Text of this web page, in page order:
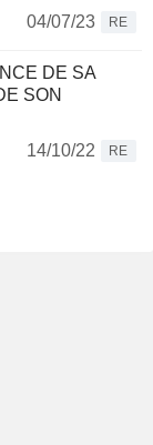
04/07/23
RE
DE SA
SON
14/10/22
RE